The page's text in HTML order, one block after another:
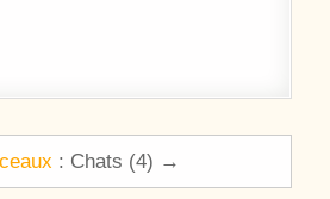
de l’article
: Chats (4) →